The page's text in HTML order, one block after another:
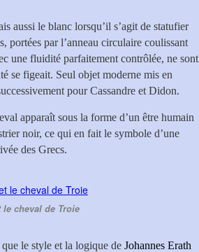
aussi le blanc lorsqu’il s’agit de statufier
portées par l’anneau circulaire coulissant
une fluidité parfaitement contrôlée, ne sont
se figeait. Seul objet moderne mis en
pour Cassandre et Didon.
apparaît sous la forme d’un être humain
noir, ce qui en fait le symbole d’une
des Grecs.
cheval de Troie
le style et la logique de Johannes Erath